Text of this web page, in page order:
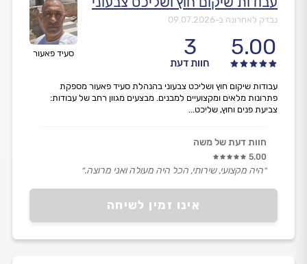
סעיד פאעור
נבדק לאחרונה ב-09.07.2026
5.00
3
חוות דעת
אינו זמין לשיחה
עבודות שיקום חוץ ושליכט צבעוני בהנהלת סעיד פאעור מספקת
פתרונות מלאים ומקצועיים למבנים. מבצעים מגוון רחב של עבודות:
צביעת פנים וחוץ, שליכט...
חוות דעת של משה
5.00
״היה מקצועי, שירותי, הכל היה מעולה ואני מרוצה.״